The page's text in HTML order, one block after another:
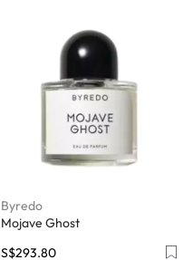
Byredo
Mojave Ghost
S$293.80